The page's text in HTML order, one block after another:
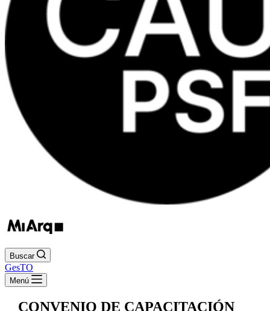
Buscar
GesTO
Menú
CONVENIO DE CAPACITACIÓN